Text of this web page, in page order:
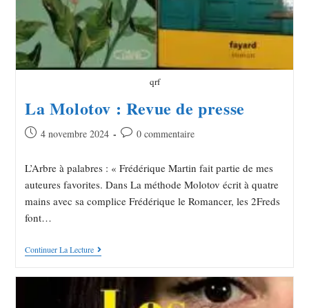
qrf
La Molotov : Revue de presse
4 novembre 2024 0 commentaire
L’Arbre à palabres : « Frédérique Martin fait partie de mes
auteures favorites. Dans La méthode Molotov écrit à quatre
mains avec sa complice Frédérique le Romancer, les 2Freds
font…
Continuer La Lecture